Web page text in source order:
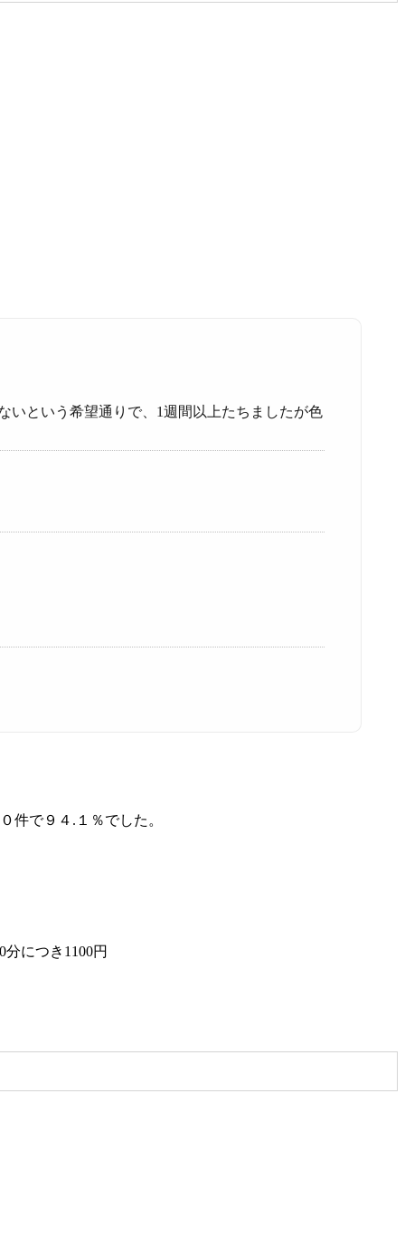
いという希望通りで、1週間以上たちましたが色
件で９４.１％でした。
につき1100円